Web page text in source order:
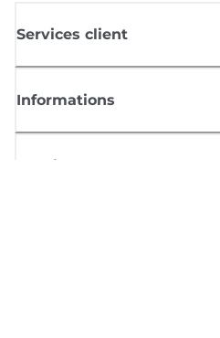
Services client
Informations
Boutique